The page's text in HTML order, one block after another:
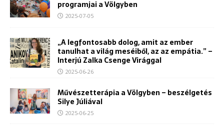
programjai a Völgyben
2025-07-05
„A legfontosabb dolog, amit az ember
tanulhat a világ meséiből, az az empátia.” –
Interjú Zalka Csenge Virággal
2025-06-26
Művészetterápia a Völgyben – beszélgetés
Silye Júliával
2025-06-25